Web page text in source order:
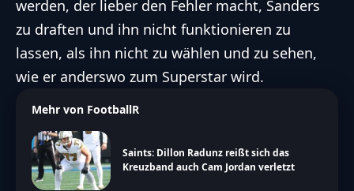
werden, der lieber den Fehler macht, Sanders
zu draften und ihn nicht funktionieren zu
lassen, als ihn nicht zu wählen und zu sehen,
wie er anderswo zum Superstar wird.
Mehr von FootballR
Saints: Dillon Radunz reißt sich das
Kreuzband auch Cam Jordan verletzt